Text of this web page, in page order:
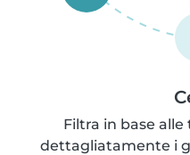
Filtra in base
dettagliatamente i